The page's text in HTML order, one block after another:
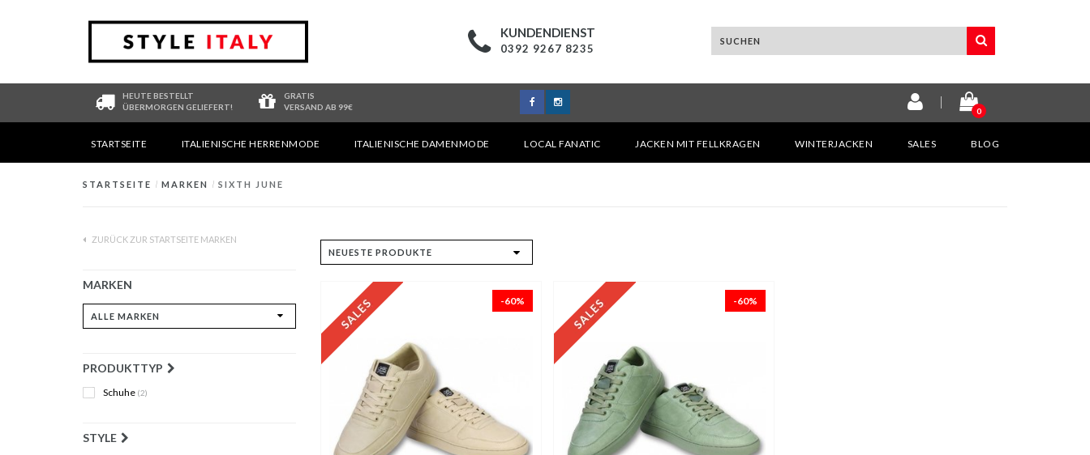
KUNDENDIENST
0392 9267 8235
HEUTE BESTELLT
ÜBERMORGEN GELIEFERT!
GRATIS
VERSAND AB 99€
0
STARTSEITE ITALIENISCHE HERRENMODE ITALIENISCHE DAMENMODE LOCAL FANATIC JACKEN MIT FELLKRAGEN WINTERJACKEN SALES BLOG
STARTSEITE / MARKEN / SIXTH JUNE
ZURÜCK ZUR STARTSEITE MARKEN
MARKEN
PRODUKTTYP
Schuhe (2)
STYLE
-60% -60%